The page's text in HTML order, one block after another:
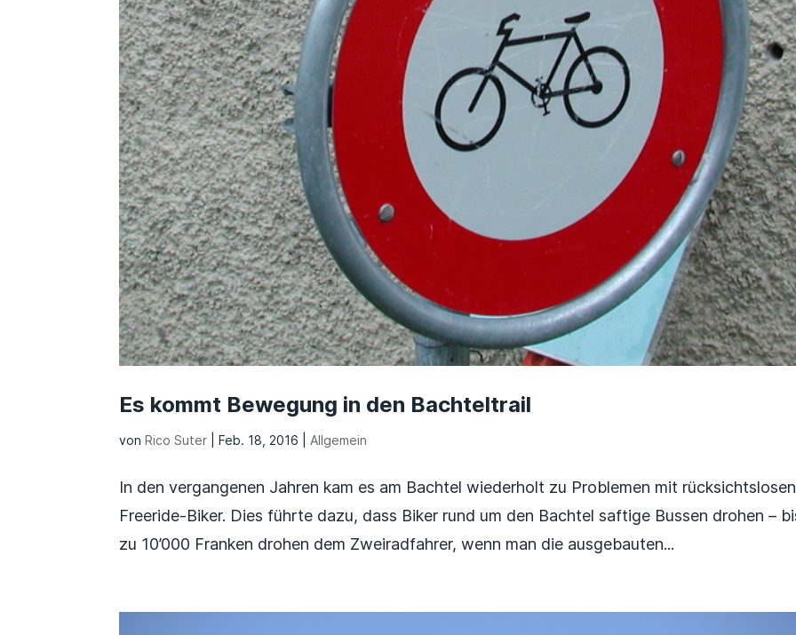
Es kommt Bewegung in den Bachteltrail
vonRico Suter |Feb. 18, 2016 Allgemein
In den vergangenen Jahren kam es am Bachtel wiederholt zu Problemen mit rücksichtslosen
Freeride-Biker. Dies führte dazu, dass Biker rund um den Bachtel saftige Bussen drohen –
zu 10’000 Franken drohen dem Zweiradfahrer, wenn man die ausgebauten...